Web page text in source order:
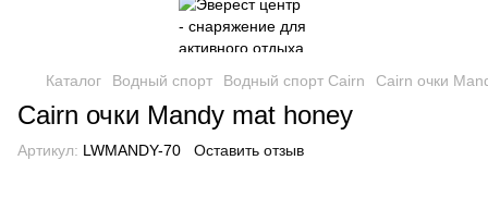
Каталог Водный спорт Водный спорт Cairn Cairn очки
Cairn очки Mandy mat honey
Артикул: LWMANDY-70 Оставить отзыв